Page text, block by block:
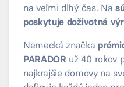
na veľmi dlhý čas. Na
poskytuje doživotná
Nemecká značka
PARADOR už 40 rokov
najkrajšie domovy na